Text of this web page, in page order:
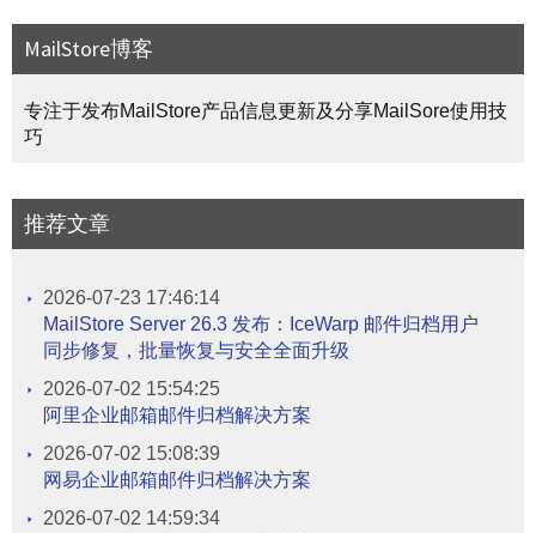
MailStore博客
专注于发布MailStore产品信息更新及分享MailSore使用技
巧
推荐文章
2026-07-23 17:46:14
MailStore Server 26.3 发布：IceWarp 邮件归档用户
同步修复，批量恢复与安全全面升级
2026-07-02 15:54:25
阿里企业邮箱邮件归档解决方案
2026-07-02 15:08:39
网易企业邮箱邮件归档解决方案
2026-07-02 14:59:34